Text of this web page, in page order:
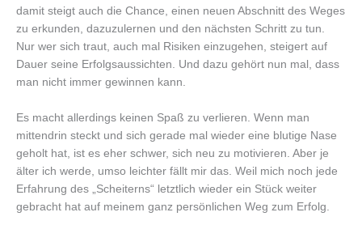
damit steigt auch die Chance, einen neuen Abschnitt des Weges
zu erkunden, dazuzulernen und den nächsten Schritt zu tun.
Nur wer sich traut, auch mal Risiken einzugehen, steigert auf
Dauer seine Erfolgsaussichten. Und dazu gehört nun mal, dass
man nicht immer gewinnen kann.
Es macht allerdings keinen Spaß zu verlieren. Wenn man
mittendrin steckt und sich gerade mal wieder eine blutige Nase
geholt hat, ist es eher schwer, sich neu zu motivieren. Aber je
älter ich werde, umso leichter fällt mir das. Weil mich noch jede
Erfahrung des „Scheiterns“ letztlich wieder ein Stück weiter
gebracht hat auf meinem ganz persönlichen Weg zum Erfolg.